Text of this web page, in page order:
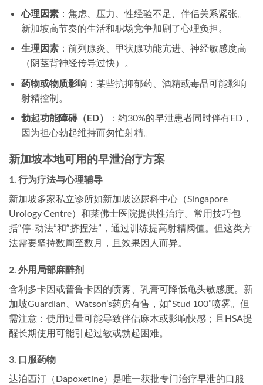
心理因素：焦虑、压力、性经验不足、伴侣关系紧张。
新加坡高节奏的生活和职场竞争加剧了心理负担。
生理因素：前列腺炎、甲状腺功能亢进、神经敏感度高
（阴茎背神经传导过快）。
药物或物质影响：某些抗抑郁药、酒精或毒品可能影响
射精控制。
勃起功能障碍（ED）
：约30%的早泄患者同时伴有ED，
因为担心勃起维持而匆忙射精。
新加坡本地可用的早泄治疗方案
1. 行为疗法与心理辅导
新加坡多家私立诊所如新加坡泌尿科中心（Singapore
Urology Centre）和莱佛士医院提供性治疗。常用技巧包
括“停-动法”和“挤捏法”，通过训练提高射精阈值。但这类方
法需要坚持数周至数月，且效果因人而异。
2. 外用局部麻醉剂
含利多卡因或普鲁卡因的喷雾、乳膏可降低龟头敏感度。新
加坡Guardian、Watson’s药房有售，如“Stud 100”喷雾。但
需注意：使用过量可能导致伴侣麻木或影响快感；且HSA提
醒长期使用可能引起过敏或勃起困难。
3. 口服药物
达泊西汀（Dapoxetine）是唯一获批专门治疗早泄的口服